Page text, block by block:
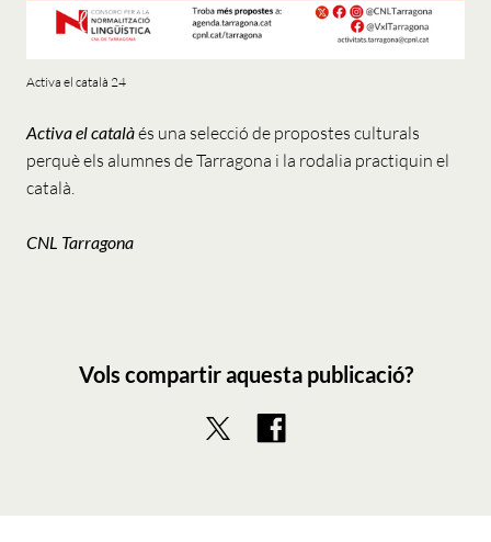
Activa el català 24
Activa el catalàés una selecció de propostes culturals
perquè els alumnes de Tarragona i la rodalia practiquin el
català.
CNL Tarragona
Vols compartir aquesta publicació?